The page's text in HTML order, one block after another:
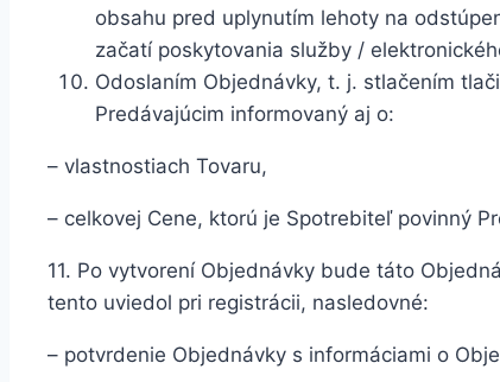
obsahu pred uplynutím lehoty na
začatí poskytovania služby /
Odoslaním Objednávky, t. j. stlačením
Predávajúcim informovaný aj o:
– vlastnostiach Tovaru,
– celkovej Cene, ktorú je Spotrebiteľ povinný
11. Po vytvorení Objednávky bude táto
tento uviedol pri registrácii, nasledovné:
– potvrdenie Objednávky s informáciami o